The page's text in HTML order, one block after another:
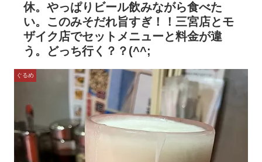
休。やっぱりビール飲みながら食べた
い。このみそだれ旨すぎ！！三宮店とモ
ザイク店でセットメニューと料金が違
う。どっち行く？？(^^;
ぐるめ